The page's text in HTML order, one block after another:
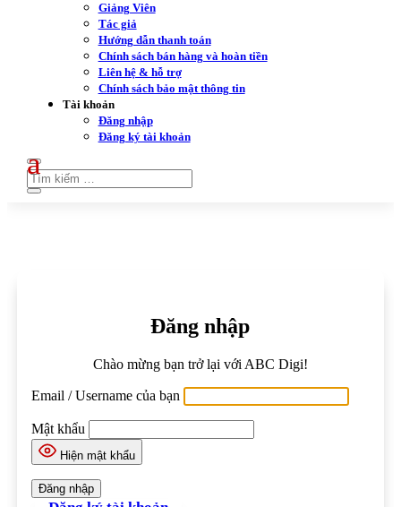
Giảng Viên
Tác giả
Hướng dẫn thanh toán
Chính sách bán hàng và hoàn tiền
Liên hệ & hỗ trợ
Chính sách bảo mật thông tin
Tài khoản
Đăng nhập
Đăng ký tài khoản
Đăng nhập
Chào mừng bạn trở lại với ABC Digi!
Email / Username của bạn
Mật khẩu
Hiện mật khẩu